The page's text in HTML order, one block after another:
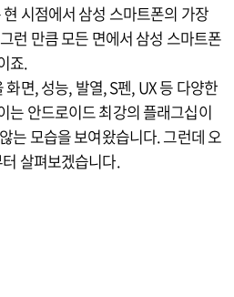
시점에서 삼성 스마트폰의 가장
런 만큼 모든 면에서 삼성 스마트폰
죠.
면, 성능, 발열, S펜, UX 등 다양한
는 안드로이드 최강의 플래그십이
는 모습을 보여왔습니다. 그런데 오
살펴보겠습니다.